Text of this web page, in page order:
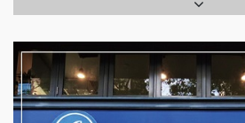
台灣G湯加盟說明會
彭富貴加盟說明會
NU PASTA義大利麵加盟說明會
拉亞漢堡加盟說明會
杜芳子古味茶鋪加盟說明會
優握握×酸奶大獅加盟說明會